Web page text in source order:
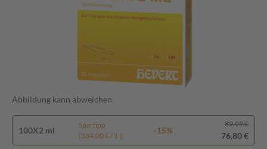
Abbildung kann abweichen
100X2 ml
Spartipp
(384,00 € / 1 l)
-15%
89,99 €
76,80 €